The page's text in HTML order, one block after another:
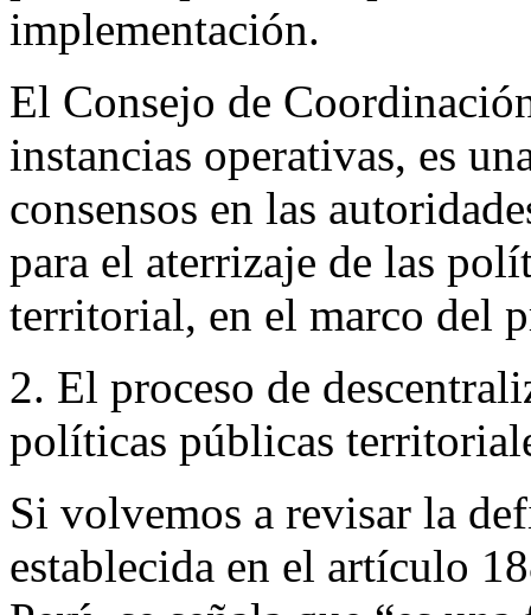
implementación.
El Consejo de
instancias operativas, es
consensos en las
para el aterrizaje de las
territorial, en el marco del
2. El proceso de
políticas públicas
Si volvemos a revisar la
establecida en el artículo